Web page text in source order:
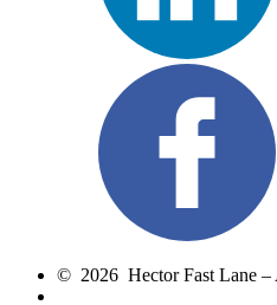
© 2026 Hector Fast Lane –